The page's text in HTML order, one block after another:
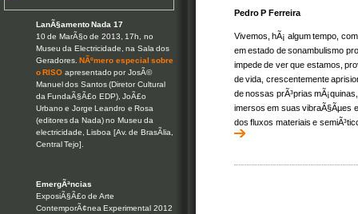
LanÃ§amento Nada 17
10 de MarÃ§o de 2013, 17h, no
Museu da Electricidade, na Sala dos
Geradores.NÃºmero especial sobre
o RISO apresentado por JosÃ©
Manuel dos Santos (Diretor Cultural
da FundaÃ§Ã£o EDP), JoÃ£o
Urbano e Jorge Leandro e Rosa
(editores da Nada) no Museu da
electricidade, Lisboa [Av. de BrasÃ­lia,
Central Tejo].
EmergÃªncias
ExposiÃ§Ã£o de Arte
ContemporÃ¢nea Experimental 2012
Pedro P Ferreira
Vivemos, hÃ¡ algum tempo,
em estado de sonambulismo
impede de ver que estamos,
de vida, crescentemente
de nossas prÃ³prias
imersos em suas vibraÃ§Ãµes
dos fluxos materiais e